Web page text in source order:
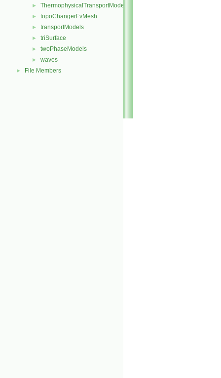
► ThermophysicalTransportModels
► topoChangerFvMesh
► transportModels
► triSurface
► twoPhaseModels
► waves
► File Members